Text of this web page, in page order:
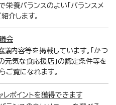
栄養バランスのよい「バランスメ
介します。
会
内容等を掲載しています。「かつ
元気な食応援店」の認定条件等を
ご覧になれます。
ポイントを獲得できます